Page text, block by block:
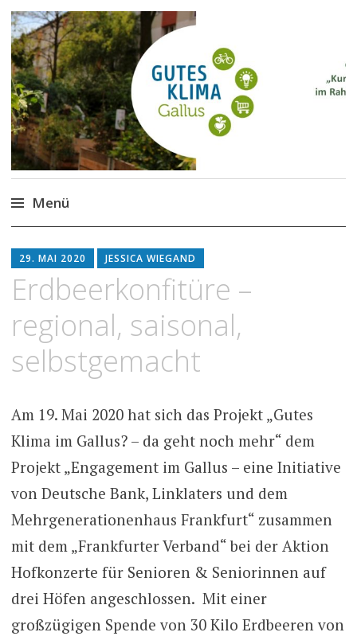
Gutes Klima im Gallus
Kurze Wege für den Klimaschutz
Menü
Inhalt
springen
29. MAI 2020 JESSICA WIEGAND
Erdbeerkonfitüre –
regional, saisonal,
selbstgemacht
Am 19. Mai 2020 hat sich das Projekt „Gutes
Klima im Gallus? – da geht noch mehr“ dem
Projekt „Engagement im Gallus – eine Initiative
von Deutsche Bank, Linklaters und dem
Mehrgenerationenhaus Frankfurt“ zusammen
mit dem „Frankfurter Verband“ bei der Aktion
Hofkonzerte für Senioren & Seniorinnen auf
drei Höfen angeschlossen. Mit einer
großzügigen Spende von 30 Kilo Erdbeeren von